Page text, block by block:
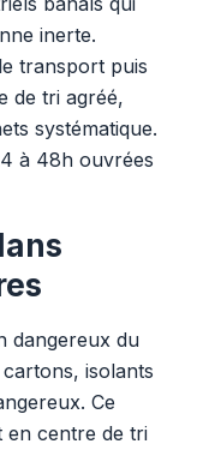
inerte.
transport puis
de tri agréé,
systématique.
à 48h ouvrées
dangereux du
isolants
Ce
en centre de tri